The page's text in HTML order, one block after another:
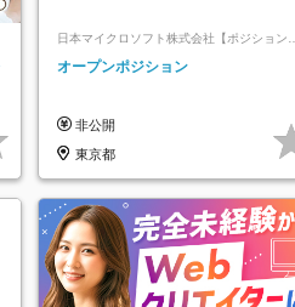
日本マイクロソフト株式会社【ポジションマ
ッチ登録】
オープンポジション
非公開
東京都